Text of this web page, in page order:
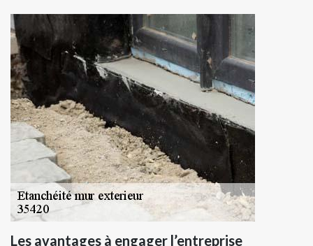
Les avantages à engager l’entreprise